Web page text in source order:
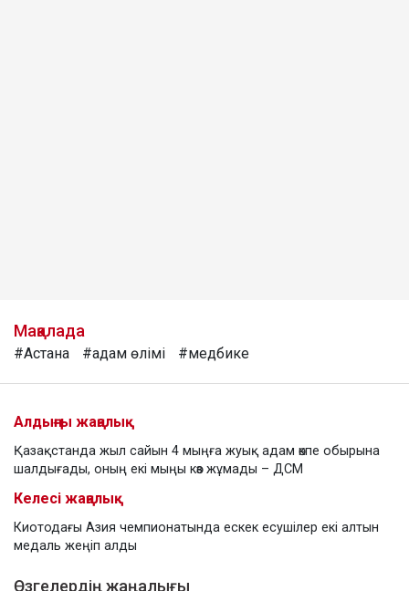
Мақалада
#Астана #адам өлімі #медбике
Алдыңғы жаңалық
Қазақстанда жыл сайын 4 мыңға жуық адам өкпе обырына
шалдығады, оның екі мыңы көз жұмады – ДСМ
Келесі жаңалық
Киотодағы Азия чемпионатында ескек есушілер екі алтын
медаль жеңіп алды